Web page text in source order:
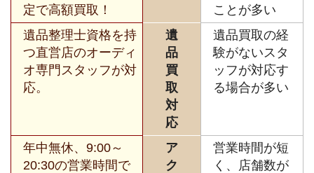
定で高額買取！
ことが多い
遺品整理士資格を持
つ直営店のオーディ
オ専門スタッフが対
応。
遺
品
買
取
対
応
遺品買取の経
験がないスタ
ッフが対応す
る場合が多い
年中無休、9:00～
20:30の営業時間で
ア
ク
営業時間が短
く、店舗数が